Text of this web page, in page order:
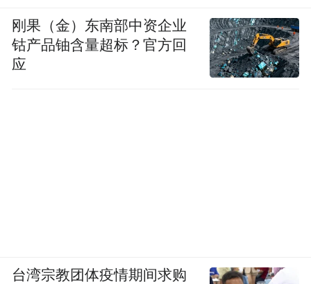
刚果（金）东南部中资企业
钴产品铀含量超标？官方回
应
台湾宗教团体疫情期间求购